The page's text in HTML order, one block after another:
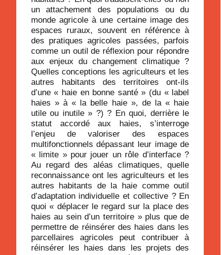
un attachement des populations ou du
monde agricole à une certaine image des
espaces ruraux, souvent en référence à
des pratiques agricoles passées, parfois
comme un outil de réflexion pour répondre
aux enjeux du changement climatique ?
Quelles conceptions les agriculteurs et les
autres habitants des territoires ont-ils
d’une « haie en bonne santé » (du « label
haies » à « la belle haie », de la « haie
utile ou inutile » ?) ? En quoi, derrière le
statut accordé aux haies, s’interroge
l’enjeu de valoriser des espaces
multifonctionnels dépassant leur image de
« limite » pour jouer un rôle d’interface ?
Au regard des aléas climatiques, quelle
reconnaissance ont les agriculteurs et les
autres habitants de la haie comme outil
d’adaptation individuelle et collective ? En
quoi « déplacer le regard sur la place des
haies au sein d’un territoire » plus que de
permettre de réinsérer des haies dans les
parcellaires agricoles peut contribuer à
réinsérer les haies dans les projets des